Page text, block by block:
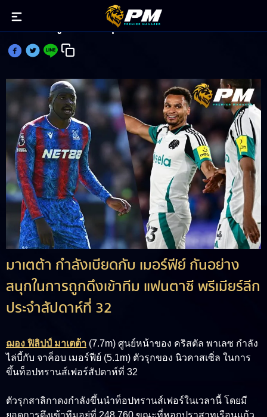
มาเตต้า ตีคู่ เมอร์ฟีย์ ลุ้นท็อปทรานส์เฟอร์ GW32
มาเตต้า กำลังเบียดกับ เมอร์ฟีย์ กันอย่าง
สนุกในการถูกดึงเข้าทีม แฟนตาซี พรีเมียร์ลีก
ประจำสัปดาห์ที่ 32
ฌอง ฟิลิปป์ มาเตต้า (7.7m) ศูนย์หน้าของ คริสตัล พาเลซ กำลัง
ไล่บี้กับ จาค็อบ เมอร์ฟีย์ (5.1m) ตัวรุกของ นิวคาสเซิ่ล ในการ
ขึ้นท็อปทรานส์เฟอร์สัปดาห์ที่ 32
ตัวรุกสาลิกาดงกำลังขึ้นนำท็อปทรานส์เฟอร์ในเวลานี้ โดยมี